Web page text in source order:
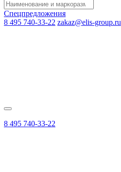
Спецпредложения
8 495 740-33-22 zakaz@elis-group.ru
8 495 740-33-22